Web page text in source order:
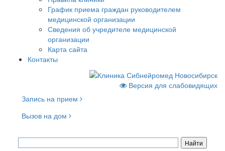
График приема граждан руководителем
медицинской организации
Сведения об учредителе медицинской
организации
Карта сайта
Контакты
Версия для слабовидящих
Запись на прием
Вызов на дом